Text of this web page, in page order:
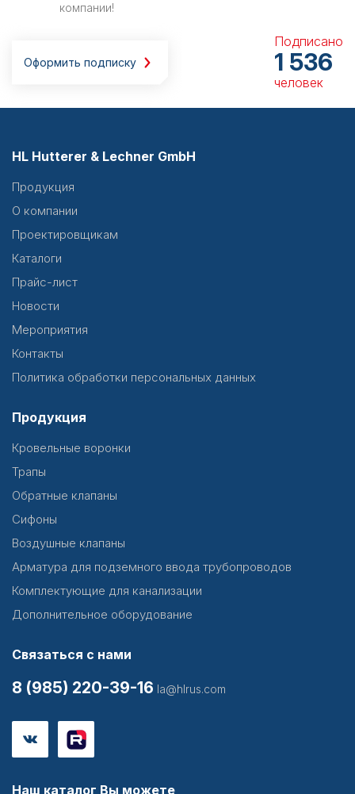
компании!
Оформить подписку
Подписано
1 536
человек
HL Hutterer & Lechner GmbH
Продукция
О компании
Проектировщикам
Каталоги
Прайс-лист
Новости
Мероприятия
Контакты
Политика обработки персональных данных
Продукция
Кровельные воронки
Трапы
Обратные клапаны
Сифоны
Воздушные клапаны
Арматура для подземного ввода трубопроводов
Комплектующие для канализации
Дополнительное оборудование
Связаться с нами
8 (985) 220-39-16 la@hlrus.com
Наш каталог Вы можете